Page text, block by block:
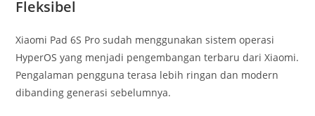
Fleksibel
Xiaomi Pad 6S Pro sudah menggunakan sistem operasi
HyperOS yang menjadi pengembangan terbaru dari Xiaomi.
Pengalaman pengguna terasa lebih ringan dan modern
dibanding generasi sebelumnya.